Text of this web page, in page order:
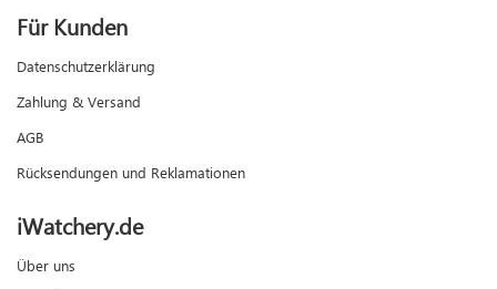
Für Kunden
Datenschutzerklärung
Zahlung & Versand
AGB
Rücksendungen und Reklamationen
iWatchery.de
Über uns